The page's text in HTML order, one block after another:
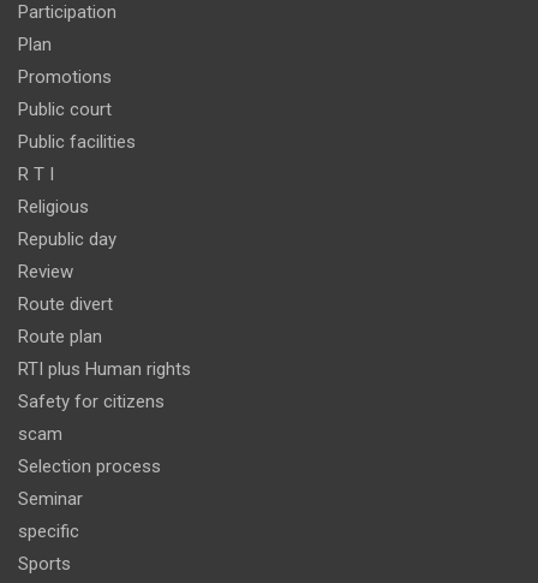
Participation
Plan
Promotions
Public court
Public facilities
R T I
Religious
Republic day
Review
Route divert
Route plan
RTI plus Human rights
Safety for citizens
scam
Selection process
Seminar
specific
Sports